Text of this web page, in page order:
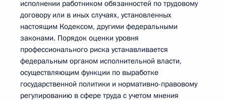
исполнении работником обязанностей по трудовому
договору или в иных случаях, установленных
настоящим Кодексом, другими федеральными
законами. Порядок оценки уровня
профессионального риска устанавливается
федеральным органом исполнительной власти,
осуществляющим функции по выработке
государственной политики и нормативно-правовому
регулированию в сфере труда с учетом мнения